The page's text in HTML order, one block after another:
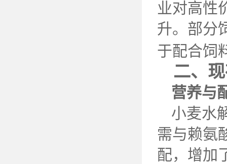
业对高性
升。部分
于配合饲
二、
营养与
小麦水
需与赖氨
配，增加